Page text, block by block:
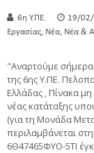
6η Υ.ΠΕ. 19/
Εργασίας Νέα Νέα &
"Αναρτούμε
της 6ης Υ.ΠΕ.
Ελλάδας , Πίνακα
νέας κατάταξης
(για τη Μονάδα
περιλαμβάνεται
6Θ47465ΦΥΟ-5ΤΙ